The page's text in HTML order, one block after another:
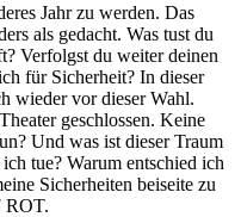
Jahr zu werden. Das
als gedacht. Was tust du
Verfolgst du weiter deinen
für Sicherheit? In dieser
wieder vor dieser Wahl.
geschlossen. Keine
Und was ist dieser Traum
tue? Warum entschied ich
Sicherheiten beiseite zu
ROT.